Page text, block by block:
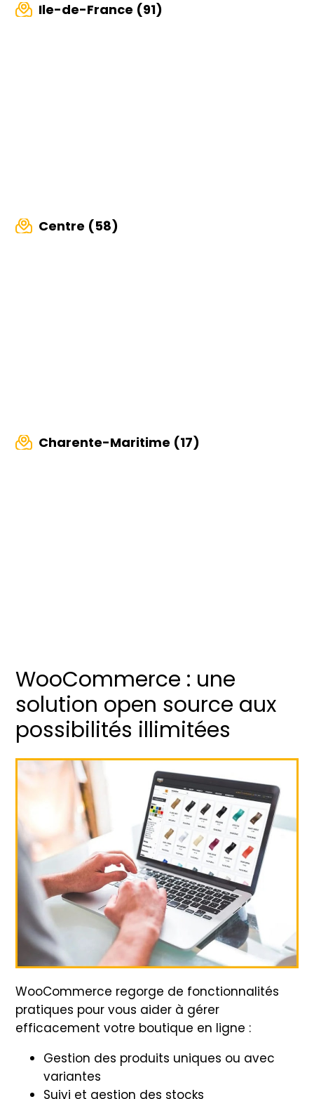
Ile-de-France (91)
Centre (58)
Charente-Maritime (17)
WooCommerce : une
solution open source aux
possibilités illimitées
WooCommerce regorge de fonctionnalités
pratiques pour vous aider à gérer
efficacement votre boutique en ligne :
Gestion des produits uniques ou avec
variantes
Suivi et gestion des stocks